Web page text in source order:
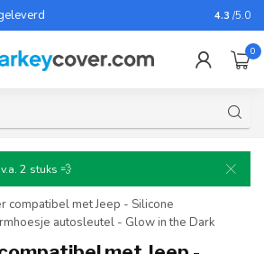
Voor
4.3 /5.0
0
v.a. 2 stuks 💨
compatibel met Jeep - Silicone
autosleutel - Glow in the Dark